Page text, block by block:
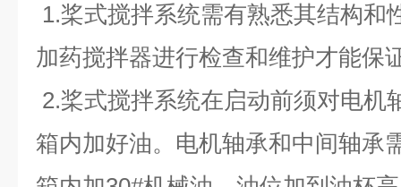
1.桨式搅拌系统需有熟悉其结构和
加药搅拌器进行检查和维护才能
2.桨式搅拌系统在启动前须对电机
箱内加好油。电机轴承和中间轴承